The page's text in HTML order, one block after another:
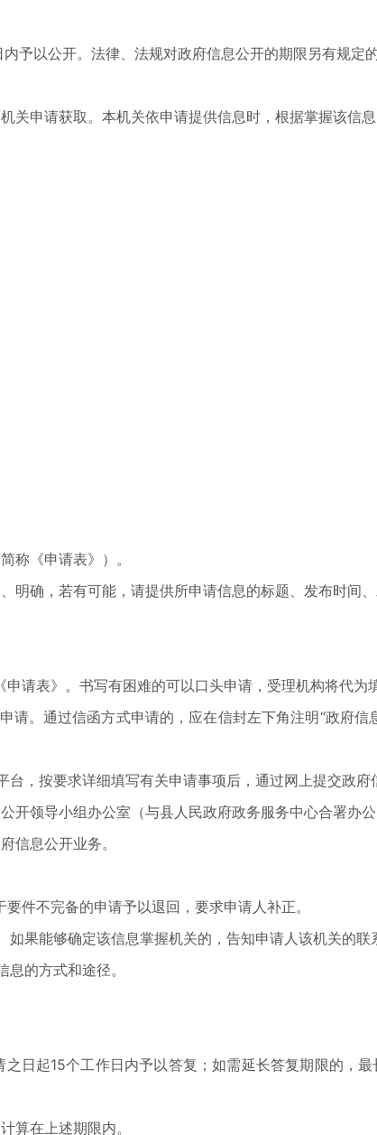
予以公开。法律、法规对政府信息公开的期限另有规定的
申请获取。本机关依申请提供信息时，根据掌握该信
称《申请表》）。
明确，若有可能，请提供所申请信息的标题、发布时间
请表》。书写有困难的可以口头申请，受理机构将代为
请。通过信函方式申请的，应在信封左下角注明“政府信
，按要求详细填写有关申请事项后，通过网上提交政府
领导小组办公室（与县人民政府政务服务中心合署办公
信息公开业务。
件不完备的申请予以退回，要求申请人补正。
果能够确定该信息掌握机关的，告知申请人该机关的联
的方式和途径。
日起15个工作日内予以答复；如需延长答复期限的，最
算在上述期限内。